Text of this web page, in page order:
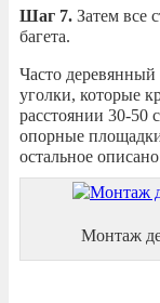
Шаг 7. Затем все
багета.
Часто деревянный
уголки, которые
расстоянии 30-50
опорные
остальное
Монтаж